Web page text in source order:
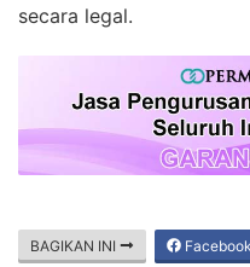
secara legal.
BAGIKAN INI Facebook